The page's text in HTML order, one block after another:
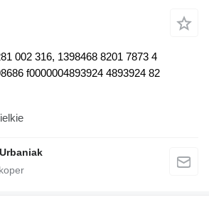
002 316, 1398468 8201 7873 4
f0000004893924 4893924 82